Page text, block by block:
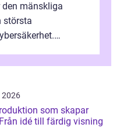
mänskliga
största
2026
som skapar
idé till färdig visning